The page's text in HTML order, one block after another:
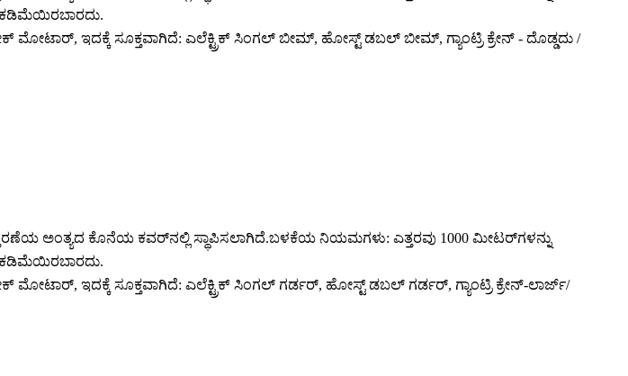
ಕಡಿಮೆಯಿರಬಾರದು.
ಮೋಟಾರ್, ಇದಕ್ಕೆ ಸೂಕ್ತವಾಗಿದೆ: ಎಲೆಕ್ಟ್ರಿಕ್ ಸಿಂಗಲ್ ಬೀಮ್, ಹೋಸ್ಟ್ ಡಬಲ್ ಬೀಮ್, ಗ್ಯಾಂಟ್ರಿ ಕ್ರೇನ್ - ದೊಡ್ಡದು /
ಅಂತ್ಯದ ಕೊನೆಯ ಕವರ್‌ನಲ್ಲಿ ಸ್ಥಾಪಿಸಲಾಗಿದೆ.ಬಳಕೆಯ ನಿಯಮಗಳು: ಎತ್ತರವು 1000 ಮೀಟರ್‌ಗಳನ್ನು
ಕಡಿಮೆಯಿರಬಾರದು.
ಮೋಟಾರ್, ಇದಕ್ಕೆ ಸೂಕ್ತವಾಗಿದೆ: ಎಲೆಕ್ಟ್ರಿಕ್ ಸಿಂಗಲ್ ಗರ್ಡರ್, ಹೋಸ್ಟ್ ಡಬಲ್ ಗರ್ಡರ್, ಗ್ಯಾಂಟ್ರಿ ಕ್ರೇನ್-ಲಾರ್ಜ್/